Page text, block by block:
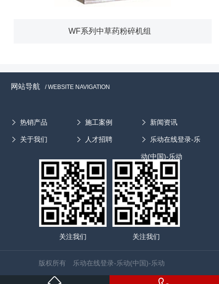
WF系列中草药粉碎机组
网站导航 / WEBSITE NAVIGATION
热销产品 施工案例 新闻资讯
关于我们 人才招聘 乐动在线登录-乐
动(中国)-乐动
关注我们 关注我们
版权所有 乐动在线登录-乐动(中国)-乐动